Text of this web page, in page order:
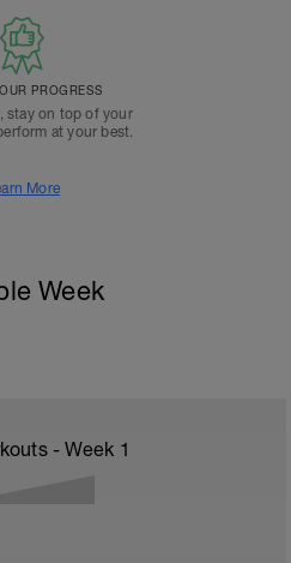
PROGRESS
stay on top of your
at your best.
More
Week
- Week 1